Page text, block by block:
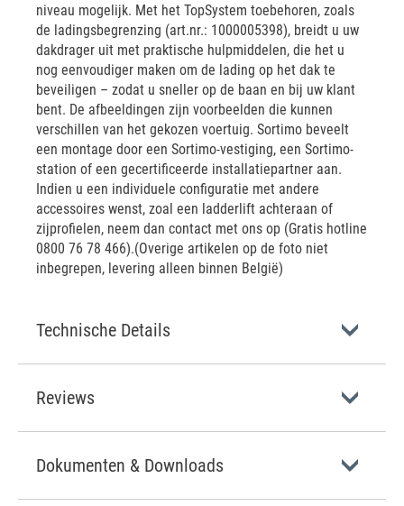
niveau mogelijk. Met het TopSystem toebehoren, zoals
de ladingsbegrenzing (art.nr.: 1000005398), breidt u uw
dakdrager uit met praktische hulpmiddelen, die het u
nog eenvoudiger maken om de lading op het dak te
beveiligen – zodat u sneller op de baan en bij uw klant
bent. De afbeeldingen zijn voorbeelden die kunnen
verschillen van het gekozen voertuig. Sortimo beveelt
een montage door een Sortimo-vestiging, een Sortimo-
station of een gecertificeerde installatiepartner aan.
Indien u een individuele configuratie met andere
accessoires wenst, zoal een ladderlift achteraan of
zijprofielen, neem dan contact met ons op (Gratis hotline
0800 76 78 466).(Overige artikelen op de foto niet
inbegrepen, levering alleen binnen België)
Technische Details
Reviews
Dokumenten & Downloads